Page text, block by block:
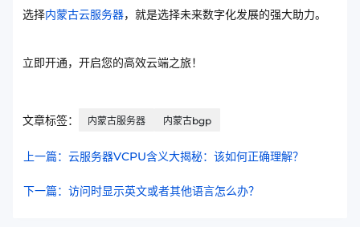
选择内蒙古云服务器，就是选择未来数字化发展的强大助力。
立即开通，开启您的高效云端之旅！
文章标签： 内蒙古服务器 内蒙古bgp
上一篇：云服务器VCPU含义大揭秘：该如何正确理解？
下一篇：访问时显示英文或者其他语言怎么办？